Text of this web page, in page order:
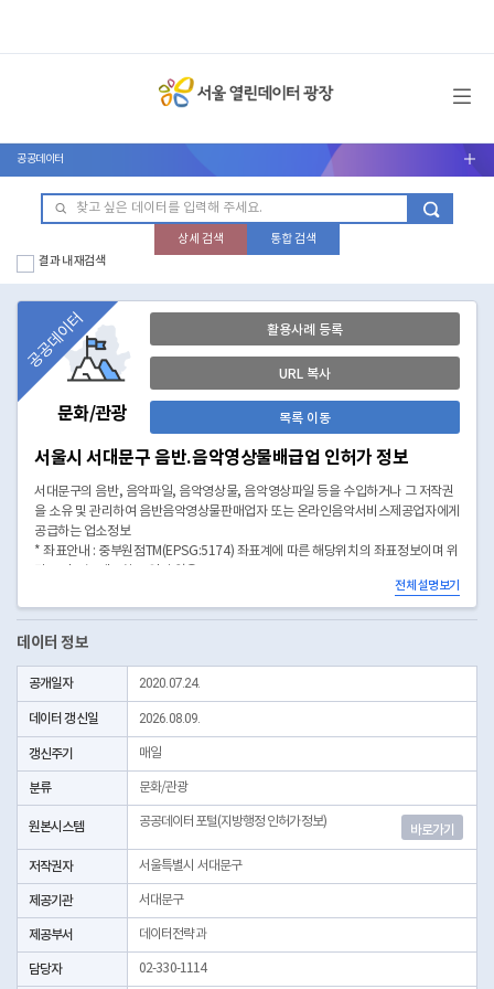
메뉴 열기
공공데이터 서브메뉴 열기
상세 검색
통합 검색
결과 내 재검색
문화/관광
공공데이터 활용사례 등록
URL 복사
목록 이동
서울시 서대문구 음반.음악영상물배급업 인허가 정보
서대문구의 음반, 음악파일, 음악영상물, 음악영상파일 등을 수입하거나 그 저작권
을 소유 및 관리하여 음반음악영상물판매업자 또는 온라인음악서비스제공업자에게
공급하는 업소정보
* 좌표안내 : 중부원점TM(EPSG:5174) 좌표계에 따른 해당위치의 좌표정보이며 위
* 시군구코드명은 "서울특별시 자치구 기관코드" 데이터셋에서 확인 가능합니다.
전체 설명보기
데이터 정보
공개일자 2020.07.24.
데이터 갱신일 2026.08.09.
갱신주기 매일
분류 문화/관광
원본시스템 공공데이터포털(지방행정 인허가정보)
바로가기
저작권자 서울특별시 서대문구
제공기관 서대문구
제공부서 데이터전략과
담당자 02-330-1114